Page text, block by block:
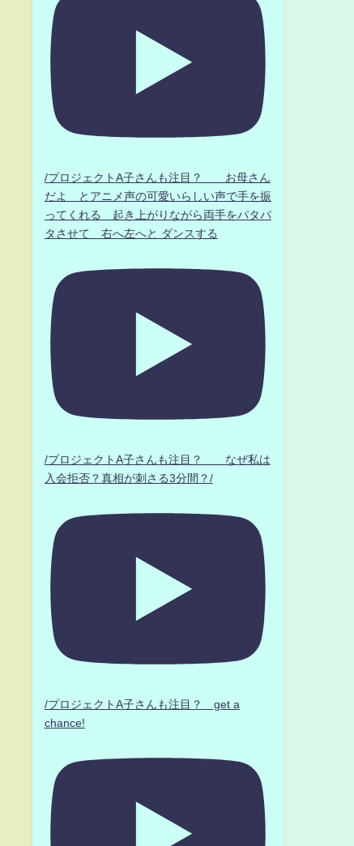
/プロジェクトA子さんも注目？ お母さん
だよ とアニメ声の可愛いらしい声で手を振
ってくれる 起き上がりながら両手をパタパ
タさせて 右へ左へと ダンスする
/プロジェクトA子さんも注目？ なぜ私は
入会拒否？真相が刺さる3分間？/
/プロジェクトA子さんも注目？ get a
chance!